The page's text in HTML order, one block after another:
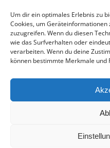
Um dir ein optimales Erlebnis zu
Cookies, um
zuzugreifen. Wenn du diesen
wie das Surfverhalten oder
verarbeiten. Wenn du deine
können bestimmte Merkmale
HOME|ÜBER UNS|
BILDNACHWEISE